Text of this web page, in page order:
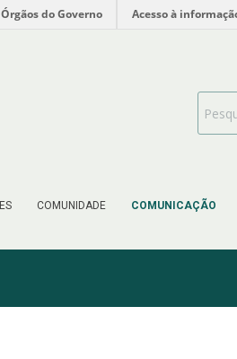
Órgãos do Governo Acesso à
COMUNIDADE COMUNICAÇÃO